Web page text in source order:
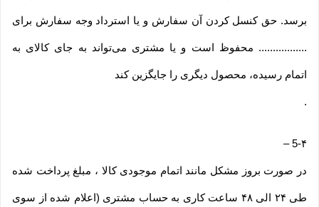
برسد. حق کنسل کردن آن سفارش و یا استرداد وجه سفارش برای
................. محفوظ است و یا مشتری می‏‌تواند به جای کالای به
اتمام رسیده، محصول دیگری را جایگزین کند
.
5-۴–
در صورت بروز مشکل مانند اتمام موجودی کالا ، مبلغ پرداخت شده
طی ۲۴ الی ۴۸ ساعت کاری به حساب مشتری (اعلام شده از سوی